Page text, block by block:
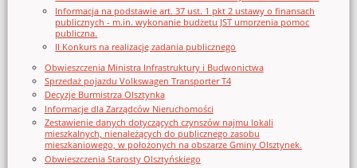
Informacja na podstawie art. 37 ust. 1 pkt 2 ustawy o finansach
publicznych - m.in. wykonanie budżetu JST umorzenia pomoc
publiczna.
II Konkurs na realizację zadania publicznego
Obwieszczenia Ministra Infrastruktury i Budwonictwa
Sprzedaż pojazdu Volkswagen Transporter T4
Decyzje Burmistrza Olsztynka
Informacje dla Zarządców Nieruchomości
Zestawienie danych dotyczących czynszów najmu lokali
mieszkalnych, nienależących do publicznego zasobu
mieszkaniowego, w położonych na obszarze Gminy Olsztynek.
Obwieszczenia Starosty Olsztyńskiego